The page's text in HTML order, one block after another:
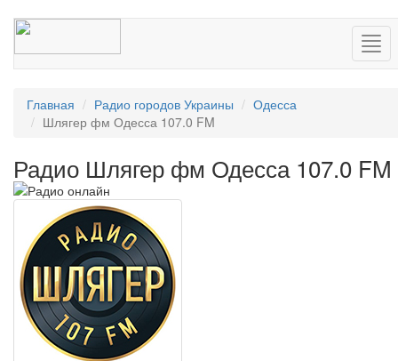
Главная Радио городов Украины
Одесса
Шлягер фм Одесса 107.0 FM
Радио Шлягер фм Одесса 107.0 FM